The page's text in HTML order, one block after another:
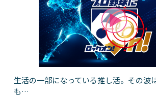
生活の一部になっている推し活。その波
も…